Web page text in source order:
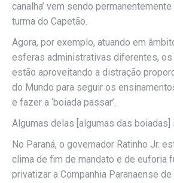
canalha’ vem sendo
turma do Capetão.
Agora, por exemplo, atuando em
esferas administrativas diferentes,
estão aproveitando a distração
do Mundo para seguir os
e fazer a ‘boiada passar’.
Algumas delas [algumas das boiadas]
No Paraná, o governador Ratinho Jr.
clima de fim de mandato e de euforia
privatizar a Companhia Paranaense de